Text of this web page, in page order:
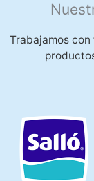
Trabajamos